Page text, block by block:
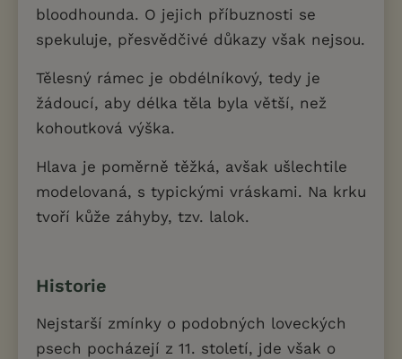
bloodhounda. O jejich příbuznosti se
spekuluje, přesvědčivé důkazy však nejsou.
Tělesný rámec je obdélníkový, tedy je
žádoucí, aby délka těla byla větší, než
kohoutková výška.
Hlava je poměrně těžká, avšak ušlechtile
modelovaná, s typickými vráskami. Na krku
tvoří kůže záhyby, tzv. lalok.
Historie
Nejstarší zmínky o podobných loveckých
psech pocházejí z 11. století, jde však o